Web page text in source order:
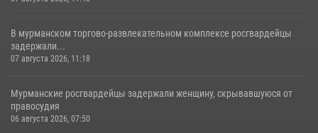
В мурманском торгово-развлекательном комплексе росгвардейцы
задержали...
07 августа 2026, 11:18
Мурманские росгвардейцы задержали женщину, скрывавшуюся от
правосудия
06 августа 2026, 07:50